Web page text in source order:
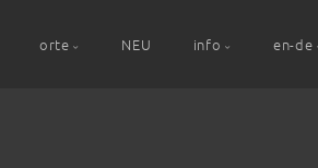
orte NEU info en-de